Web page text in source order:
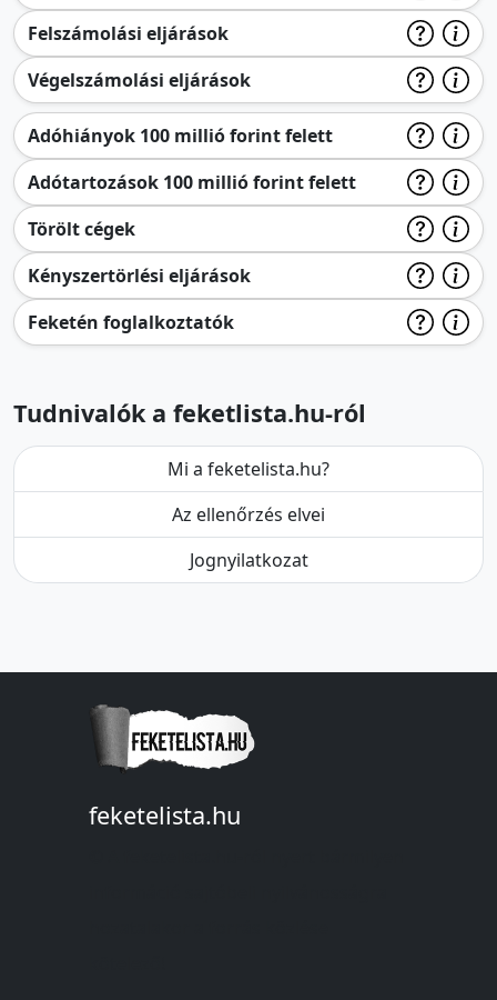
Felszámolási eljárások
Végelszámolási eljárások
Adóhiányok 100 millió forint felett
Adótartozások 100 millió forint felett
Törölt cégek
Kényszertörlési eljárások
Feketén foglalkoztatók
Tudnivalók a feketlista.hu-ról
Mi a feketelista.hu?
Az ellenőrzés elvei
Jognyilatkozat
feketelista.hu